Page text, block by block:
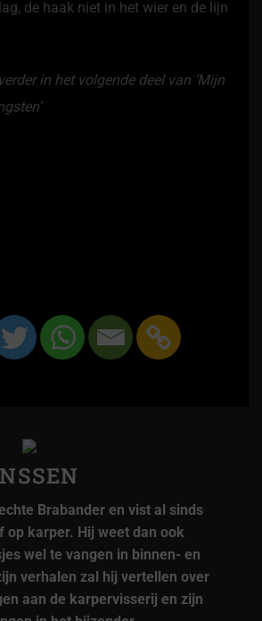
de haak niet in het wier en de lijn
in het volgende deel van ‘Mijn
Brabander en vist al sinds
op karper. Hij weet dan ook
wel te vangen in binnen- en
verhalen zal hij vertellen over
aan de karpervisserij en zijn